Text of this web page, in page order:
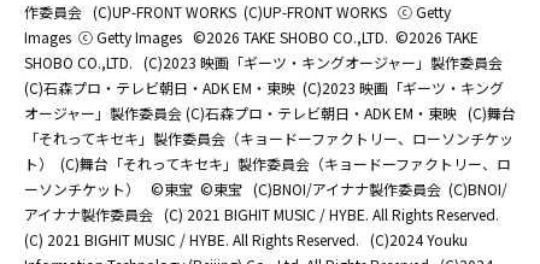
作委員会 (C)UP-FRONT WORKS (C)UP-FRONT WORKS ⓒ Getty
Images ⓒ Getty Images ©2026 TAKE SHOBO CO.,LTD. ©2026 TAKE
SHOBO CO.,LTD. (C)2023 映画「ギーツ・キングオージャー」製作委員会
(C)石森プロ・テレビ朝日・ADK EM・東映 (C)2023 映画「ギーツ・キング
オージャー」製作委員会 (C)石森プロ・テレビ朝日・ADK EM・東映 (C)舞台
「それってキセキ」製作委員会（キョードーファクトリー、ローソンチケッ
ト）
(C)舞台「それってキセキ」製作委員会（キョードーファクトリー、ロ
ーソンチケット）
©東宝 ©東宝 (C)BNOI/アイナナ製作委員会 (C)BNOI/
アイナナ製作委員会 (C) 2021 BIGHIT MUSIC / HYBE. All Rights Reserved.
(C) 2021 BIGHIT MUSIC / HYBE. All Rights Reserved. (C)2024 Youku